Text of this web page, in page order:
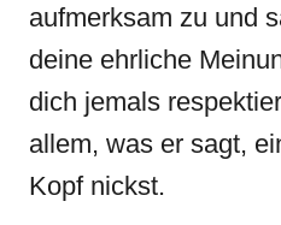
aufmerksam zu und
deine ehrliche
dich jemals
allem, was er sagt,
Kopf nickst.